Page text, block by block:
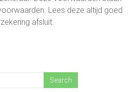
Lees deze altijd goed
afsluit.